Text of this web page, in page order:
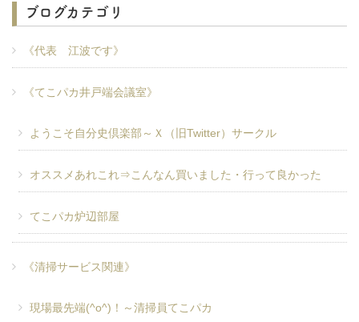
ブログカテゴリ
《代表 江波です》
《てこパカ井戸端会議室》
ようこそ自分史倶楽部～Ｘ（旧Twitter）サークル
オススメあれこれ⇒こんなん買いました・行って良かった
てこパカ炉辺部屋
《清掃サービス関連》
現場最先端(^o^)！～清掃員てこパカ